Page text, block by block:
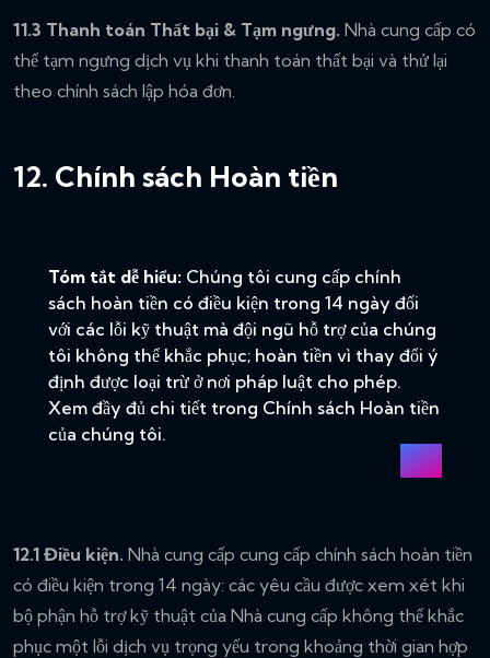
11.3 Thanh toán Thất bại & Tạm ngưng. Nhà cung cấp có
thể tạm ngưng dịch vụ khi thanh toán thất bại và thử lại
theo chính sách lập hóa đơn.
12. Chính sách Hoàn tiền
Tóm tắt dễ hiểu: Chúng tôi cung cấp chính
sách hoàn tiền có điều kiện trong 14 ngày đối
với các lỗi kỹ thuật mà đội ngũ hỗ trợ của chúng
tôi không thể khắc phục; hoàn tiền vì thay đổi ý
định được loại trừ ở nơi pháp luật cho phép.
Xem đầy đủ chi tiết trong Chính sách Hoàn tiền
của chúng tôi.
12.1 Điều kiện. Nhà cung cấp cung cấp chính sách hoàn tiền
có điều kiện trong 14 ngày: các yêu cầu được xem xét khi
bộ phận hỗ trợ kỹ thuật của Nhà cung cấp không thể khắc
phục một lỗi dịch vụ trọng yếu trong khoảng thời gian hợp